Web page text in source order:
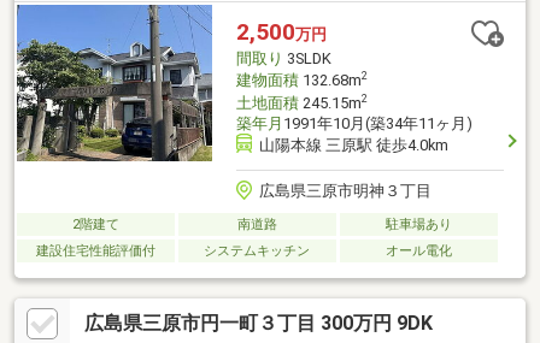
2,500万円
間取り 3SLDK
建物面積132.68m2
土地面積245.15m2
築年月 1991年10月(築34年11ヶ月)
山陽本線 三原駅 徒歩4.0km
広島県三原市明神３丁目
2階建て 南道路
駐車場あり
建設住宅性能評価付
システムキッチン オール電化
広島県三原市円一町３丁目 300万円 9DK